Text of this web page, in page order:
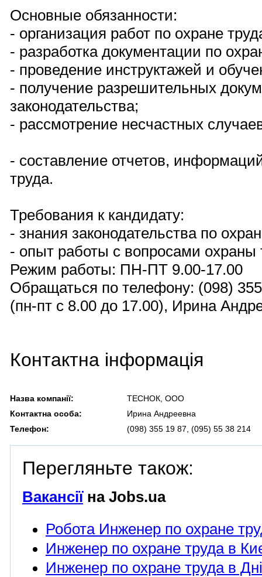
Основные обязанности:
- организация работ по охране
- разработка документации по
- проведение инструктажей и
- получение разрешительных
законодательства;
- рассмотрение несчастных
- составление отчетов,
труда.
Требования к кандидату:
- знания законодательства по
- опыт работы с вопросами охраны
Режим работы: ПН-ПТ 9.00-17.00
Обращаться по телефону: (098)
(пн-пт с 8.00 до 17.00), Ирина
Контактна інформація
Назва компанії:
ТЕСНОК, ООО
Контактна особа:
Ирина Андреевна
Телефон:
(098) 355 19 87, (095) 55 38 214
Перегляньте також:
Вакансіїна Jobs.ua
Робота Инженер по охране
Инженер по охране труда в
Инженер по охране труда в